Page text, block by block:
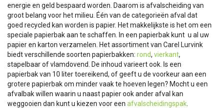
energie en geld bespaard worden. Daarom is afvalscheiding van
groot belang voor het milieu. Één van de categorieën afval dat
goed recycled kan worden is papier. Het makkelijkste is het om een
speciale papierbak aan te schaffen. In een papierbak kunt u al uw
papier en karton verzamelen. Het assortiment van Carel Lurvink
biedt verschillende soorten papierbakken: rond, vierkant,
stapelbaar of vlamdovend. De inhoud varieert ook. Is een
papierbak van 10 liter toereikend, of geeft u de voorkeur aan een
grotere papierbak om minder vaak te hoeven legen? Mocht u een
afvalbak willen waarin u naast papier ook ander afval kan
weggooien dan kunt u kiezen voor een afvalscheidingspak